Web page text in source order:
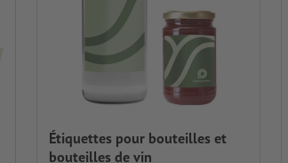
Étiquettes pour bouteilles et
bouteilles de vin